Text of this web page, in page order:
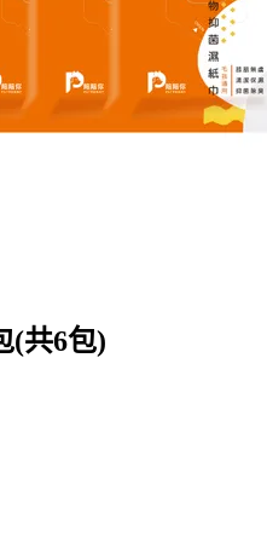
(共6包)